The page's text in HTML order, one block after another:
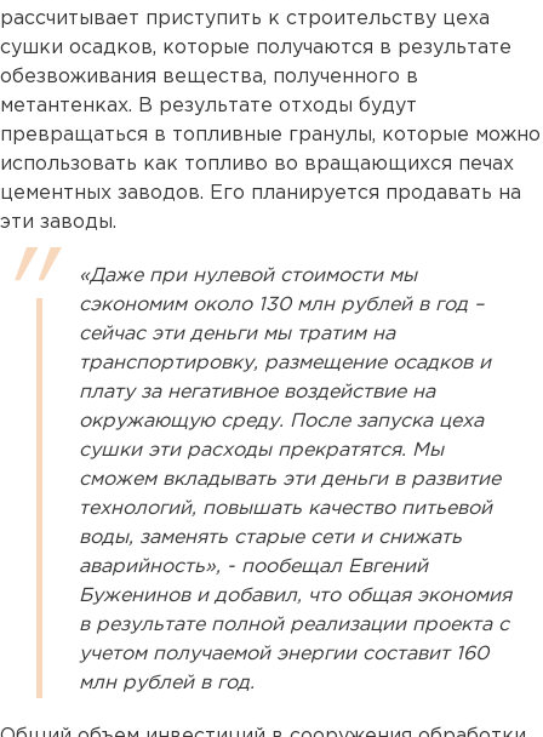
рассчитывает приступить к строительству цеха
сушки осадков, которые получаются в результате
обезвоживания вещества, полученного в
метантенках. В результате отходы будут
превращаться в топливные гранулы, которые можно
использовать как топливо во вращающихся печах
цементных заводов. Его планируется продавать на
эти заводы.
«Даже при нулевой стоимости мы
сэкономим около 130 млн рублей в год –
сейчас эти деньги мы тратим на
транспортировку, размещение осадков и
плату за негативное воздействие на
окружающую среду. После запуска цеха
сушки эти расходы прекратятся. Мы
сможем вкладывать эти деньги в развитие
технологий, повышать качество питьевой
воды, заменять старые сети и снижать
аварийность», - пообещал Евгений
Буженинов и добавил, что общая экономия
в результате полной реализации проекта с
учетом получаемой энергии составит 160
млн рублей в год.